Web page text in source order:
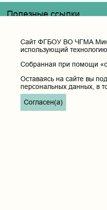
Полезные ссылки
Горячая линия для
Министерство науки и
Министерство просвещения
ФГБОУ ВО "Пензенский
Cайт ФГБОУ ВО ЧГМА
использующий
Собранная при помощи
Оставаясь на сайте вы
персональных данных, в
Согласен(а)